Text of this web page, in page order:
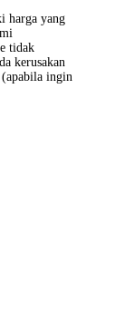
harga yang
tidak
kerusakan
(apabila ingin